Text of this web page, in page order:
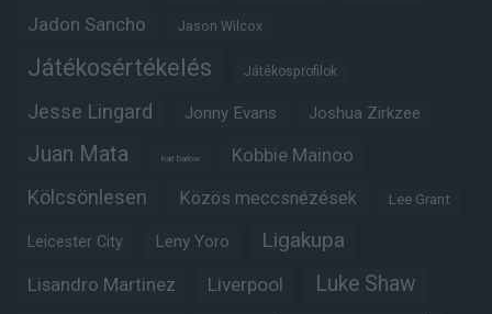
Jadon Sancho Jason Wilcox
Játékosértékelés Játékosprofilok
Jesse Lingard Jonny Evans Joshua Zirkzee
Juan Mata Karl Darlow Kobbie Mainoo
Kölcsönlesen Közös meccsnézések Lee Grant
Leicester City Leny Yoro Ligakupa
Lisandro Martinez Liverpool Luke Shaw